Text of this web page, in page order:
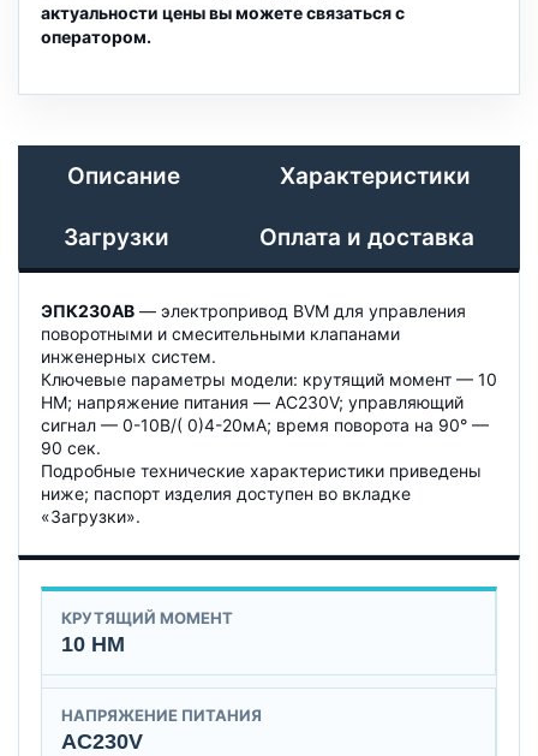
актуальности цены вы можете связаться с
оператором.
Описание Характеристики
Загрузки Оплата и доставка
ЭПК230АВ — электропривод BVM для управления
поворотными и смесительными клапанами
инженерных систем.
Ключевые параметры модели: крутящий момент — 10
НМ; напряжение питания — AC230V; управляющий
сигнал — 0-10В/( 0)4-20мА; время поворота на 90° —
90 сек.
Подробные технические характеристики приведены
ниже; паспорт изделия доступен во вкладке
«Загрузки».
КРУТЯЩИЙ МОМЕНТ
10 НМ
НАПРЯЖЕНИЕ ПИТАНИЯ
AC230V